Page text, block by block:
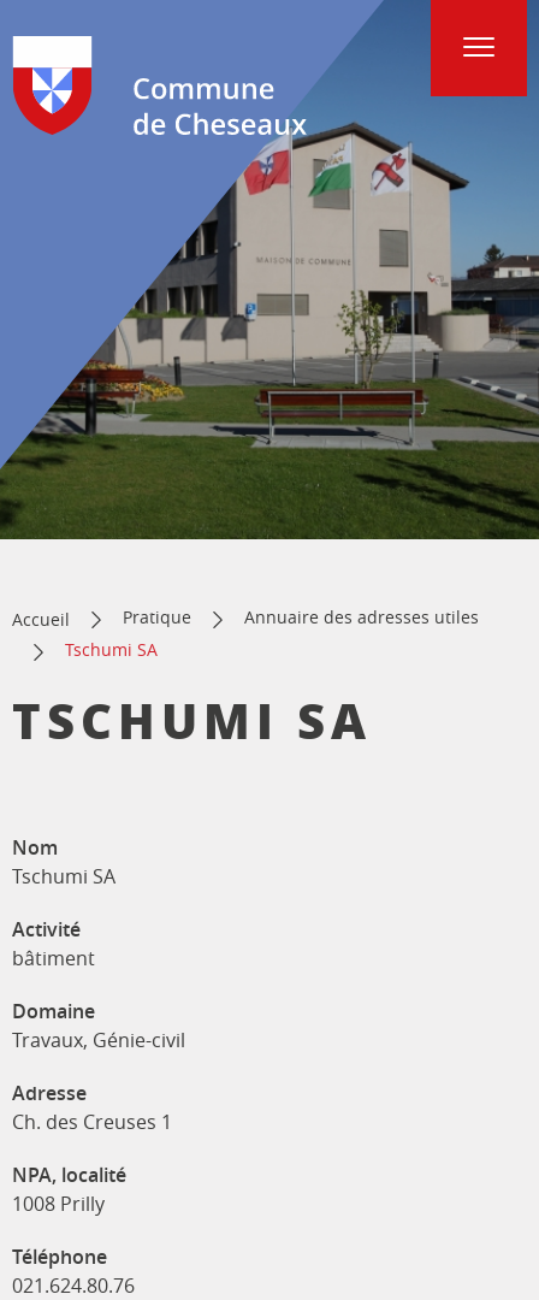
Accueil Pratique
Annuaire des adresses utiles
Tschumi SA
TSCHUMI SA
Nom
Tschumi SA
Activité
bâtiment
Domaine
Travaux, Génie-civil
Adresse
Ch. des Creuses 1
NPA, localité
1008 Prilly
Téléphone
021.624.80.76